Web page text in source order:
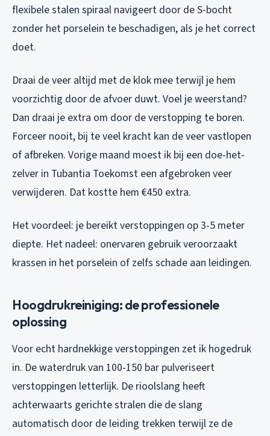
flexibele stalen spiraal navigeert door de S-bocht
zonder het porselein te beschadigen, als je het correct
doet.
Draai de veer altijd met de klok mee terwijl je hem
voorzichtig door de afvoer duwt. Voel je weerstand?
Dan draai je extra om door de verstopping te boren.
Forceer nooit, bij te veel kracht kan de veer vastlopen
of afbreken. Vorige maand moest ik bij een doe-het-
zelver in Tubantia Toekomst een afgebroken veer
verwijderen. Dat kostte hem €450 extra.
Het voordeel: je bereikt verstoppingen op 3-5 meter
diepte. Het nadeel: onervaren gebruik veroorzaakt
krassen in het porselein of zelfs schade aan leidingen.
Hoogdrukreiniging: de professionele
oplossing
Voor echt hardnekkige verstoppingen zet ik hogedruk
in. De waterdruk van 100-150 bar pulveriseert
verstoppingen letterlijk. De rioolslang heeft
achterwaarts gerichte stralen die de slang
automatisch door de leiding trekken terwijl ze de